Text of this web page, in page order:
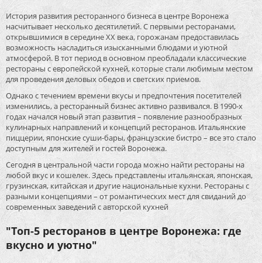
История развития ресторанного бизнеса в центре Воронежа
насчитывает несколько десятилетий. С первыми ресторанами,
открывшимися в середине XX века, горожанам предоставилась
возможность насладиться изысканными блюдами и уютной
атмосферой. В тот период в основном преобладали классические
рестораны с европейской кухней, которые стали любимым местом
для проведения деловых обедов и светских приемов.
Однако с течением времени вкусы и предпочтения посетителей
изменились, а ресторанный бизнес активно развивался. В 1990-х
годах начался новый этап развития – появление разнообразных
кулинарных направлений и концепций ресторанов. Итальянские
пиццерии, японские суши-бары, французские бистро – все это стало
доступным для жителей и гостей Воронежа.
Сегодня в центральной части города можно найти рестораны на
любой вкус и кошелек. Здесь представлены итальянская, японская,
грузинская, китайская и другие национальные кухни. Рестораны с
разными концепциями – от романтических мест для свиданий до
современных заведений с авторской кухней
"Топ-5 ресторанов в центре Воронежа: где
вкусно и уютно"